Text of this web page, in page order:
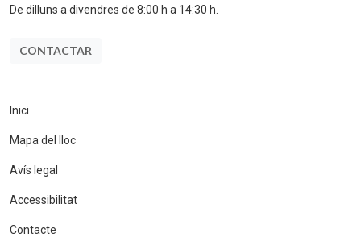
De dilluns a divendres de 8:00 h a 14:30 h.
CONTACTAR
Inici
Mapa del lloc
Avís legal
Accessibilitat
Contacte